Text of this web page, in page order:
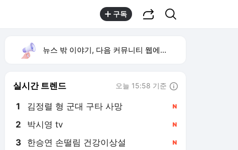
구독
뉴스 밖 이야기, 다음 커뮤니티 웹에서 보기
실시간 트렌드 오늘 15:58 기준
1 김정렬 형 군대 구타 사망
2 박시영 tv
3 한승연 손떨림 건강이상설